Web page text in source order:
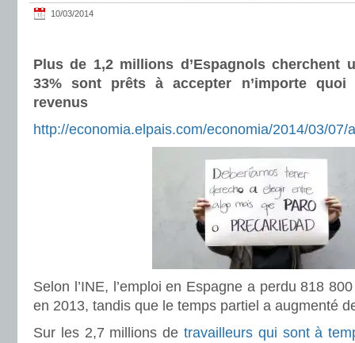
10/03/2014
Plus de 1,2 millions d’Espagnols cherchent
33% sont prêts à accepter n’importe
revenus
http://economia.elpais.com/economia/2014/03/
Selon l’INE, l’emploi en Espagne a perdu 818
en 2013, tandis que le temps partiel a augmenté
Sur les 2,7 millions de travailleurs qui sont à